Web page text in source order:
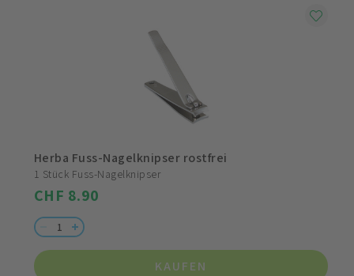
Herba Fuss-Nagelknipser rostfrei
1 Stück Fuss-Nagelknipser
CHF 8.90
KAUFEN